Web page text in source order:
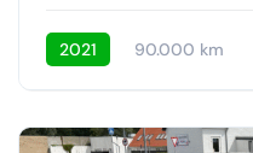
2021 90.000 km